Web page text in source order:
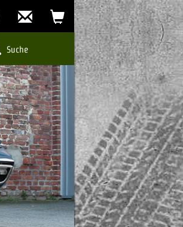
Kontakt Warenkorb
(0)
Suche